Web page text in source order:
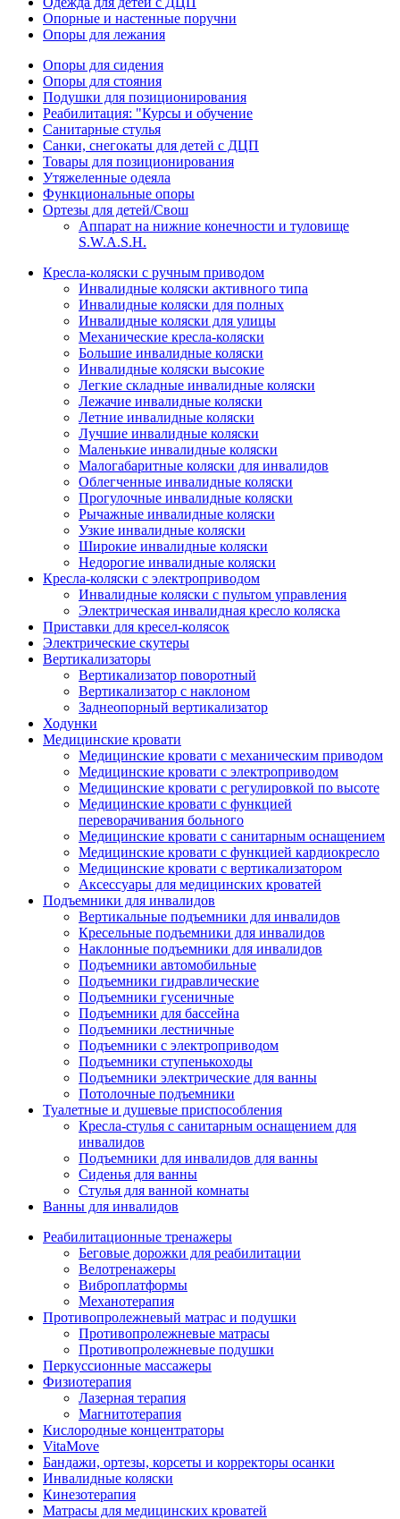
Опорные и настенные поручни
Опоры для лежания
Опоры для сидения
Опоры для стояния
Подушки для позиционирования
Реабилитация: "Курсы и обучение
Санитарные стулья
Санки, снегокаты для детей с ДЦП
Товары для позиционирования
Утяжеленные одеяла
Функциональные опоры
Ортезы для детей/Свош
Аппарат на нижние конечности и туловище
S.W.A.S.H.
Кресла-коляски с ручным приводом
Инвалидные коляски активного типа
Инвалидные коляски для полных
Инвалидные коляски для улицы
Механические кресла-коляски
Большие инвалидные коляски
Инвалидные коляски высокие
Легкие складные инвалидные коляски
Лежачие инвалидные коляски
Летние инвалидные коляски
Лучшие инвалидные коляски
Маленькие инвалидные коляски
Малогабаритные коляски для инвалидов
Облегченные инвалидные коляски
Прогулочные инвалидные коляски
Рычажные инвалидные коляски
Узкие инвалидные коляски
Широкие инвалидные коляски
Недорогие инвалидные коляски
Кресла-коляски с электроприводом
Инвалидные коляски с пультом управления
Электрическая инвалидная кресло коляска
Приставки для кресел-колясок
Электрические скутеры
Вертикализаторы
Вертикализатор поворотный
Вертикализатор с наклоном
Заднеопорный вертикализатор
Ходунки
Медицинские кровати
Медицинские кровати с механическим приводом
Медицинские кровати с электроприводом
Медицинские кровати с регулировкой по высоте
Медицинские кровати с функцией
переворачивания больного
Медицинские кровати с санитарным оснащением
Медицинские кровати с функцией кардиокресло
Медицинские кровати с вертикализатором
Аксессуары для медицинских кроватей
Подъемники для инвалидов
Вертикальные подъемники для инвалидов
Кресельные подъемники для инвалидов
Наклонные подъемники для инвалидов
Подъемники автомобильные
Подъемники гидравлические
Подъемники гусеничные
Подъемники для бассейна
Подъемники лестничные
Подъемники с электроприводом
Подъемники ступенькоходы
Подъемники электрические для ванны
Потолочные подъемники
Туалетные и душевые приспособления
Кресла-стулья с санитарным оснащением для
инвалидов
Подъемники для инвалидов для ванны
Сиденья для ванны
Стулья для ванной комнаты
Ванны для инвалидов
Реабилитационные тренажеры
Беговые дорожки для реабилитации
Велотренажеры
Виброплатформы
Механотерапия
Противопролежневый матрас и подушки
Противопролежневые матрасы
Противопролежневые подушки
Перкуссионные массажеры
Физиотерапия
Лазерная терапия
Магнитотерапия
Кислородные концентраторы
VitaMove
Бандажи, ортезы, корсеты и корректоры осанки
Инвалидные коляски
Кинезотерапия
Матрасы для медицинских кроватей